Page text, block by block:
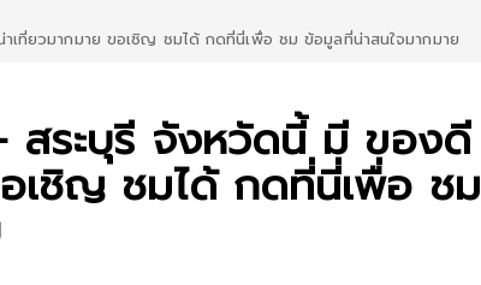
ที่ยวมากมาย ขอเชิญ ชมได้ กดที่นี่เพื่อ ชม ข้อมูลที่น่าสนใจมากมาย
สระบุรี จังหวัดนี้ มี ของดี
อเชิญ ชมได้ กดที่นี่เพื่อ ชม